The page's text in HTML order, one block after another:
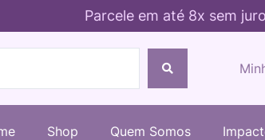
Parcele em até 8x sem
Shop Quem Somos